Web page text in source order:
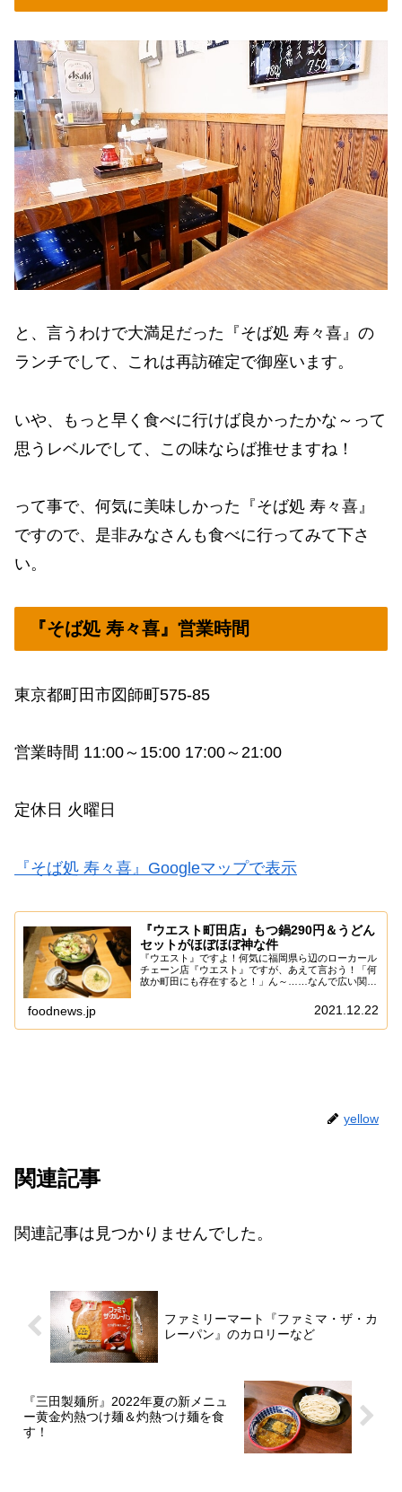
と、言うわけで大満足だった『そば処 寿々喜』の
ランチでして、これは再訪確定で御座います。
いや、もっと早く食べに行けば良かったかな～って
思うレベルでして、この味ならば推せますね！
って事で、何気に美味しかった『そば処 寿々喜』
ですので、是非みなさんも食べに行ってみて下さ
い。
『そば処 寿々喜』営業時間
東京都町田市図師町575-85
営業時間 11:00～15:00 17:00～21:00
定休日 火曜日
『そば処 寿々喜』Googleマップで表示
『ウエスト町田店』もつ鍋290円＆うどん
セットがほぼほぼ神な件
『ウエスト』ですよ！何気に福岡県ら辺のローカール
チェーン店『ウエスト』ですが、あえて言おう！「何
故か町田にも存在すると！」ん～……なんで広い関東
様で『ウエスト』の”うどん”を町田でエンジョイ出...
foodnews.jp 2021.12.22
yellow
関連記事
関連記事は見つかりませんでした。
ファミリーマート『ファミマ・ザ・カ
レーパン』のカロリーなど
『三田製麺所』2022年夏の新メニュ
ー黄金灼熱つけ麺＆灼熱つけ麺を食
す！